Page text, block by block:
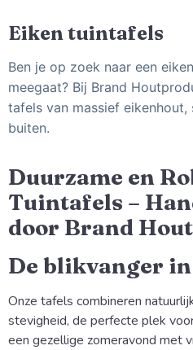
Eiken tuintafels
Ben je op zoek naar een
meegaat? Bij Brand
tafels van massief
buiten.
Duurzame en
Tuintafels –
door Brand
De blikvanger
Onze tafels combineren
stevigheid, de perfecte plek
een gezellige zomeravond met